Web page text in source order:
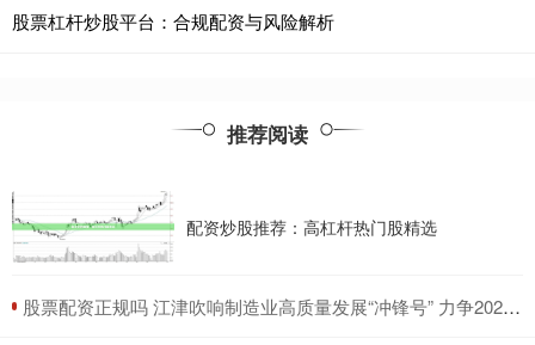
股票杠杆炒股平台：合规配资与风险解析
推荐阅读
配资炒股推荐：高杠杆热门股精选
​股票配资正规吗 江津吹响制造业高质量发展“冲锋号” 力争2027年战略性新兴产业总产值突破800亿元